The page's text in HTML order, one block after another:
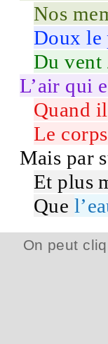
Nos
Doux le
Duvent
L’air qui
Quand
Le corps
Mais par
Et plus
Que l’
On peut